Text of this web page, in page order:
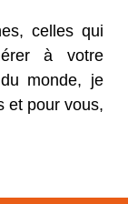
celles qui
à votre
monde, je
et pour vous,